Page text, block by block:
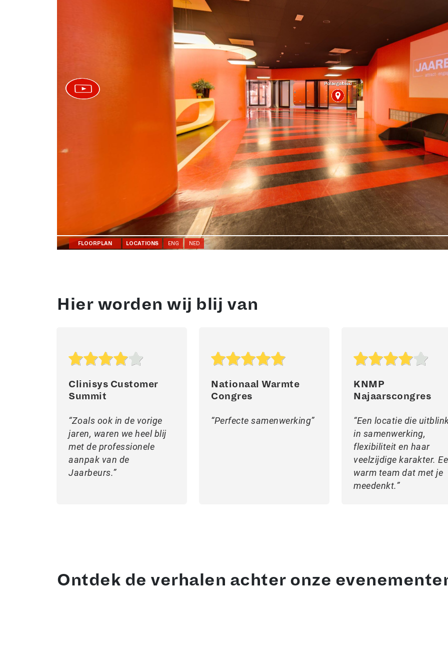
Hier worden wij blij van
Clinisys Customer
Summit
Zoals ook in de vorige
jaren, waren we heel blij
met de professionele
aanpak van de
Jaarbeurs.
Nationaal Warmte
Congres
Perfecte samenwerking
KNMP
Najaarscongres
Een locatie die
in samenwerking,
flexibiliteit en haar
veelzijdige karakter.
warm team dat met je
meedenkt.
Ontdek de verhalen achter onze